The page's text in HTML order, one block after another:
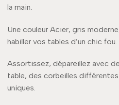
la main.
Une couleur Acier, gris
habiller vos tables d’un chic fou.
Assortissez, dépareillez avec
table, des corbeilles
uniques.